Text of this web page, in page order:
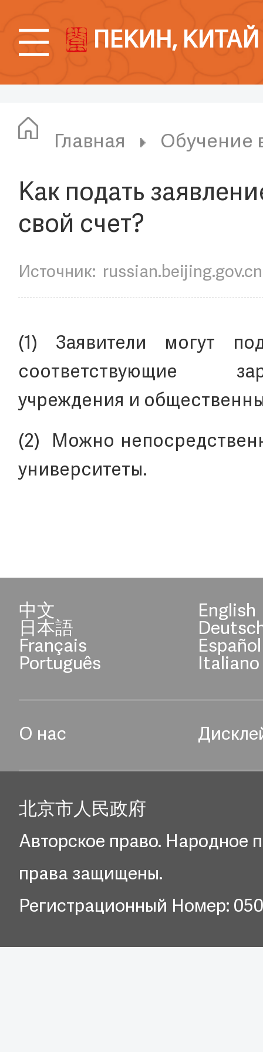
ПЕКИН, КИТАЙ
Главная Обучение
Как подать
свой счет?
Источник: russian.beijing.gov.cn
(1) Заявители могут
соответствующие
учреждения и
(2) Можно
университеты.
中文 English
日本語
Français Español
Português Italiano
О нас
北京市人民政府
Авторское право. Народное
права защищены.
Регистрационный Номер: